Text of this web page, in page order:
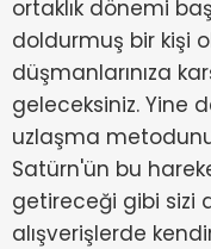
ortaklık dönemi
doldurmuş bir kişi
düşmanlarınıza
geleceksiniz. Yine
uzlaşma metodunu
Satürn'ün bu
getireceği gibi sizi
alışverişlerde